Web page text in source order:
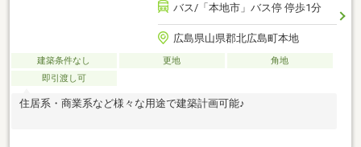
バス/「本地市」バス停 停歩1分
広島県山県郡北広島町本地
建築条件なし 更地
角地
即引渡し可
住居系・商業系など様々な用途で建築計画可能♪